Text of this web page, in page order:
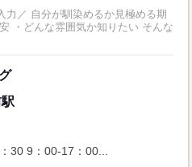
極める期
・どんな雰囲気か知りたい そんな
30 9：00-17：00...